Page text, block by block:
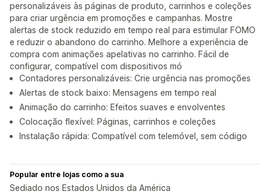
personalizáveis às páginas de produto, carrinhos e coleções
para criar urgência em promoções e campanhas. Mostre
alertas de stock reduzido em tempo real para estimular FOMO
e reduzir o abandono do carrinho. Melhore a experiência de
compra com animações apelativas no carrinho. Fácil de
configurar, compatível com dispositivos mó
Contadores personalizáveis: Crie urgência nas promoções
Alertas de stock baixo: Mensagens em tempo real
Animação do carrinho: Efeitos suaves e envolventes
Colocação flexível: Páginas, carrinhos e coleções
Instalação rápida: Compatível com telemóvel, sem código
Popular entre lojas como a sua
Sediado nos Estados Unidos da América